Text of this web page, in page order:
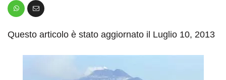
Questo articolo è stato aggiornato il Luglio 10, 2013